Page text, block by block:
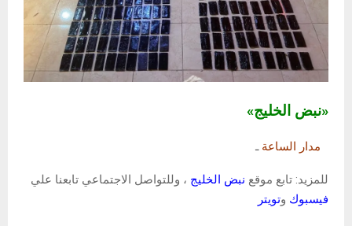
«نبض الخليج»
مدار الساعةـ
للمزيد: تابع موقع نبض الخليج ، وللتواصل الاجتماعي تابعنا علي
فيسبوك وتويتر